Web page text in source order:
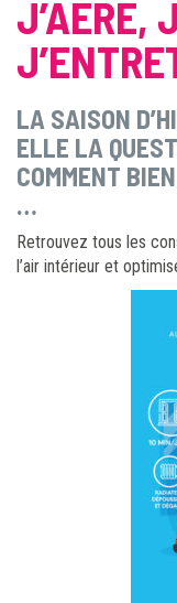
J’AÈRE,
LA SAISON
ELLE LA
COMMENT
…
Retrouvez tous les
l’air intérieur et